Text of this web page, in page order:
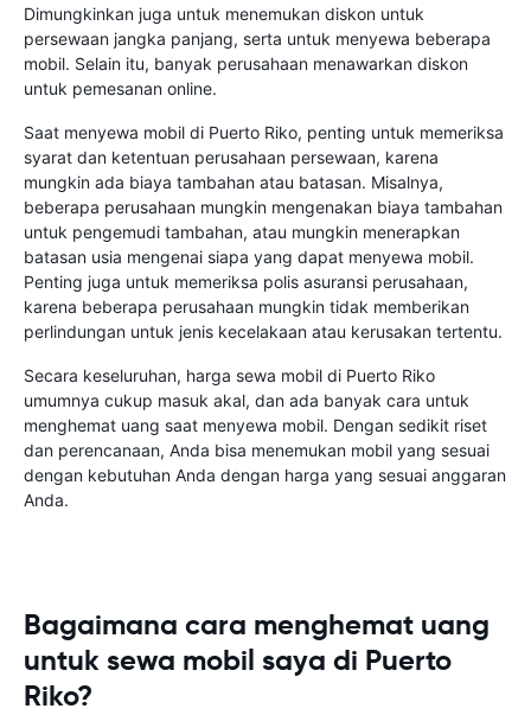
Dimungkinkan juga untuk menemukan diskon untuk
persewaan jangka panjang, serta untuk menyewa beberapa
mobil. Selain itu, banyak perusahaan menawarkan diskon
untuk pemesanan online.
Saat menyewa mobil di Puerto Riko, penting untuk memeriksa
syarat dan ketentuan perusahaan persewaan, karena
mungkin ada biaya tambahan atau batasan. Misalnya,
beberapa perusahaan mungkin mengenakan biaya tambahan
untuk pengemudi tambahan, atau mungkin menerapkan
batasan usia mengenai siapa yang dapat menyewa mobil.
Penting juga untuk memeriksa polis asuransi perusahaan,
karena beberapa perusahaan mungkin tidak memberikan
perlindungan untuk jenis kecelakaan atau kerusakan tertentu.
Secara keseluruhan, harga sewa mobil di Puerto Riko
umumnya cukup masuk akal, dan ada banyak cara untuk
menghemat uang saat menyewa mobil. Dengan sedikit riset
dan perencanaan, Anda bisa menemukan mobil yang sesuai
dengan kebutuhan Anda dengan harga yang sesuai anggaran
Anda.
Bagaimana cara menghemat uang
untuk sewa mobil saya di Puerto
Riko?